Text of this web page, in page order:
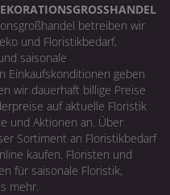
betreiben wir
und Floristikbedarf,
saisonale
Einkaufskonditionen geben
wir dauerhaft billige Preise
auf aktuelle Floristik
und Aktionen an. Über
Sortiment an Floristikbedarf
kaufen. Floristen und
für saisonale Floristik,
mehr.